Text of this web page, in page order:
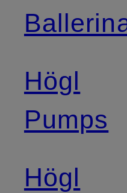
Högl
Pumps
Högl